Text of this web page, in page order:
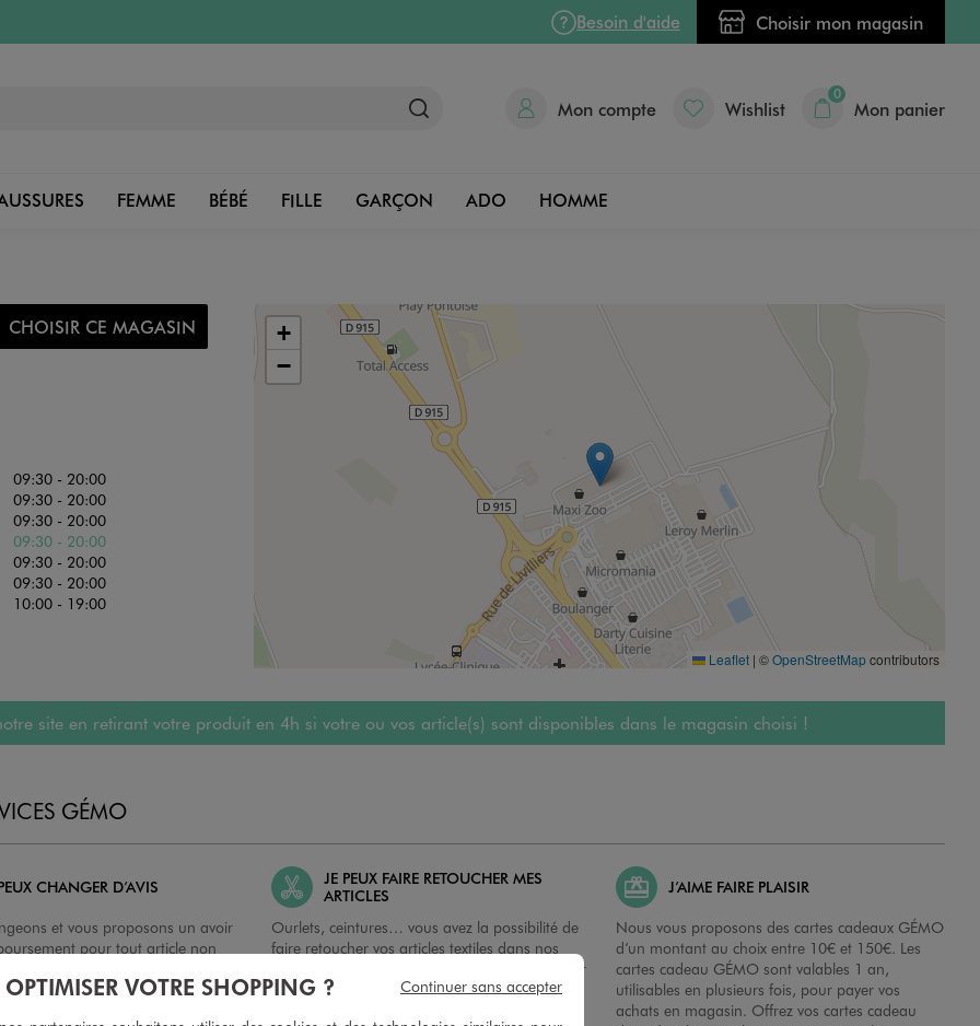
Besoin d'aide Choisir mon magasin
Mon compte Wishlist
0
Mon panier
FEMME BÉBÉ FILLE GARÇON ADO HOMME
CHOISIR CE MAGASIN
09:30 - 20:00
09:30 - 20:00
09:30 - 20:00
09:30 - 20:00
09:30 - 20:00
09:30 - 20:00
10:00 - 19:00
+
−
Leaflet | ©OpenStreetMapcontributors
site en retirant votre produit en 4h si votre ou vos article(s) sont disponibles dans le magasin choisi !
GÉMO
CHANGER D’AVIS
et vous proposons un avoir
pour tout article non
sous 30 jours, sur simple
du ticket de caisse, dans tous les
JE PEUX FAIRE RETOUCHER MES
ARTICLES
Ourlets, ceintures… vous avez la possibilité de
faire retoucher vos articles textiles dans nos
magasins. Les tarifs sont à votre disposition sur
simple demande. Voir conditions en magasins.
J’AIME FAIRE PLAISIR
Nous vous proposons des cartes cadeaux GÉMO
d’un montant au choix entre 10€ et 150€. Les
cartes cadeau GÉMO sont valables 1 an,
utilisables en plusieurs fois, pour payer vos
achats en magasin. Offrez vos cartes cadeau
OPTIMISER VOTRE SHOPPING ? Continuer sans accepter